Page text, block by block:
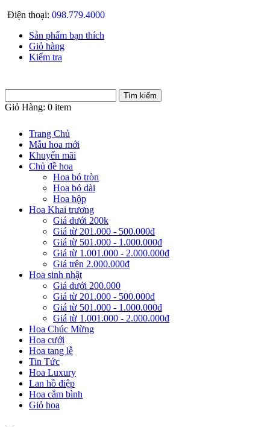
Điện thoại: 098.779.4000
Sản phẩm bạn thích
Giỏ hàng
Kiểm tra
Giỏ Hàng: 0 item
Trang Chủ
Mẫu hoa mới
Khuyến mãi
Chủ đề hoa
Hoa bó tròn
Hoa bó dài
Hoa hộp
Hoa Khai trương
Giá dưới 200k
Giá từ 201.000 - 500.000đ
Giá từ 501.000 - 1.000.000đ
Giá từ 1.001.000 - 2.000.000đ
Giá trên 2.000.000đ
Hoa sinh nhật
Giá dưới 200.000
Giá từ 201.000 - 500.000đ
Giá từ 501.000 - 1.000.000đ
Giá từ 1.001.000 - 2.000.000đ
Hoa Chúc Mừng
Hoa cưới
Hoa tang lễ
Tin Tức
Hoa Luxury
Lan hồ điệp
Hoa cắm bình
Giỏ hoa